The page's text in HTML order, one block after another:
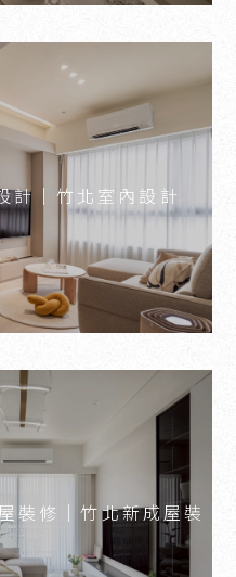
計｜竹北室內設計
裝修｜竹北新成屋裝